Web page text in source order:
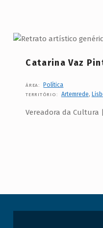
Catarina Vaz
ÁREA: Política
TERRITÓRIO: Artemrede,
Vereadora da Cultura